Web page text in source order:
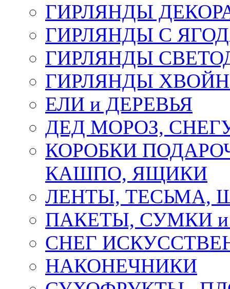
ГИРЛЯНДЫ
ГИРЛЯНДЫ С
ГИРЛЯНДЫ
ГИРЛЯНДЫ
ЕЛИ и ДЕРЕВЬЯ
ДЕД МОРОЗ,
КОРОБКИ
КАШПО, ЯЩИКИ
ЛЕНТЫ, ТЕСЬМА,
ПАКЕТЫ, СУМКИ
СНЕГ
НАКОНЕЧНИКИ